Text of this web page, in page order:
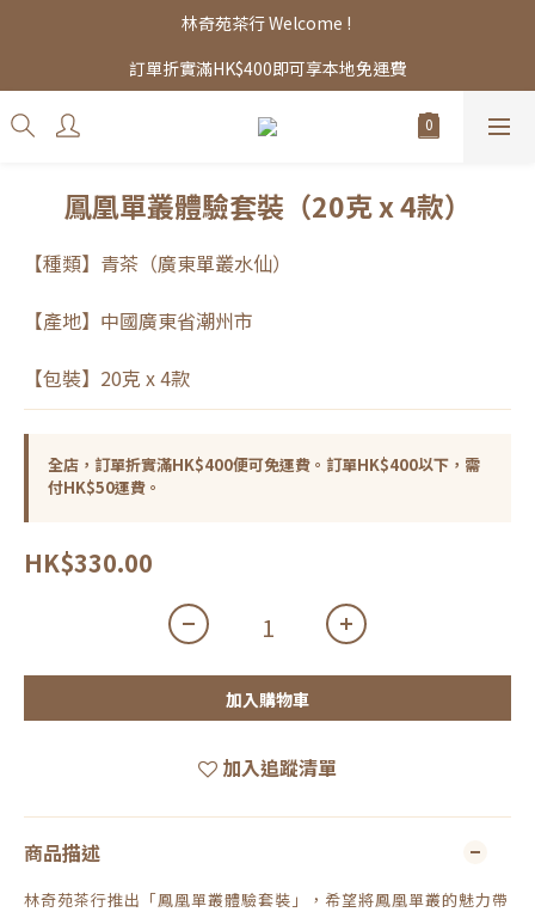
林奇苑茶行 Welcome !
訂單折實滿HK$400即可享本地免運費
鳳凰單叢體驗套裝（20克 x 4款）
【種類】青茶（廣東單叢水仙）
【產地】中國廣東省潮州市
【包裝】20克 x 4款
全店，訂單折實滿HK$400便可免運費。訂單HK$400以下，需
付HK$50運費。
HK$330.00
加入購物車
加入追蹤清單
商品描述
林奇苑茶行推出「鳳凰單叢體驗套裝」，希望將鳳凰單叢的魅力帶